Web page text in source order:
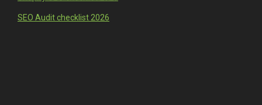
SEO Audit checklist 2026